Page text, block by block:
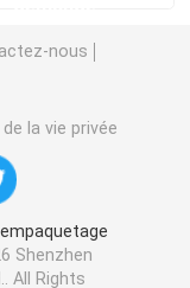
nous
la vie privée
Shenzhen
All Rights